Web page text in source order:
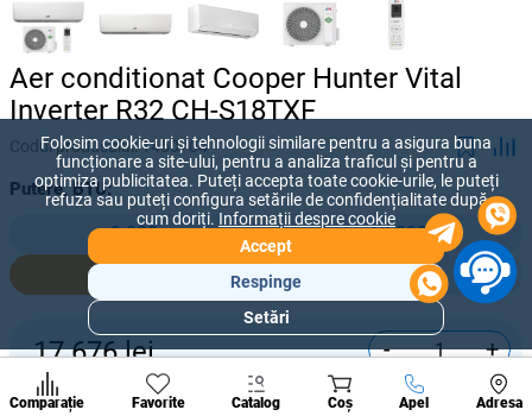
Aer conditionat Cooper Hunter Vital
Inverter R32 CH-S18TXF
Codul produsului:1450704
Putere, BTU:
9 000
12 000
24 000
17 676lei - +
Cumpără acum
Comparație Favorite Catalog Coș Apel Adresa
A suna
Secțiuni
populare
de
Folosim cookie-uri și tehnologii similare pentru a asigura buna
funcționare a site-ului, pentru a analiza traficul și pentru a
optimiza publicitatea. Puteți accepta toate cookie-urile, le puteți
refuza sau puteți configura setările de confidențialitate după
cum doriți. Informații despre cookie
Accept
Respinge
Setări